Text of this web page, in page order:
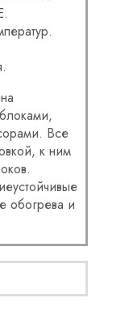
Все
к ним
обогрева и